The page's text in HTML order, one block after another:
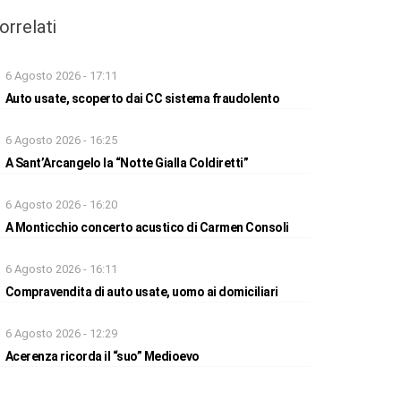
6 Agosto 2026 - 17:11
Auto usate, scoperto dai CC sistema fraudolento
6 Agosto 2026 - 16:25
A Sant’Arcangelo la “Notte Gialla Coldiretti”
6 Agosto 2026 - 16:20
A Monticchio concerto acustico di Carmen Consoli
6 Agosto 2026 - 16:11
Compravendita di auto usate, uomo ai domiciliari
6 Agosto 2026 - 12:29
Acerenza ricorda il “suo” Medioevo